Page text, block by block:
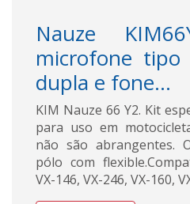
Nauze
microfone tipo
dupla e fone...
KIM Nauze 66 Y2. Kit
para uso em
não são abrangentes.
pólo com
VX-146, VX-246, VX-160,